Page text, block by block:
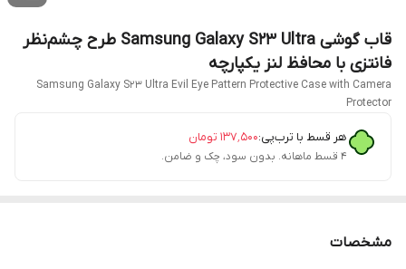
قاب گوشی Samsung Galaxy S23 Ultra طرح چشم‌نظر
فانتزی با محافظ لنز یکپارچه
Samsung Galaxy S23 Ultra Evil Eye Pattern Protective Case with Camera
Protector
هر قسط با ترب‌پی:۱۳۷٬۵۰۰ تومان
۴ قسط ماهانه. بدون سود، چک و ضامن.
مشخصات